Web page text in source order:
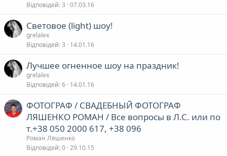
Відповідей 3 07.03.16
Световое (light) шоу!
grelalex
Відповідей 3 14.01.16
Лучшее огненное шоу на праздник!
grelalex
Відповідей 6 14.01.16
ФОТОГРАФ / СВАДЕБНЫЙ ФОТОГРАФ
ЛЯШЕНКО РОМАН / Все вопросы в Л.С. или по
т.+38 050 2000 617, +38 096
Роман Ляшенко
Відповідей 0 29.10.15